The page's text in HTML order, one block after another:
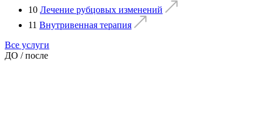
10 Лечение рубцовых изменений
11 Внутривенная терапия
Все услуги
ДО / после